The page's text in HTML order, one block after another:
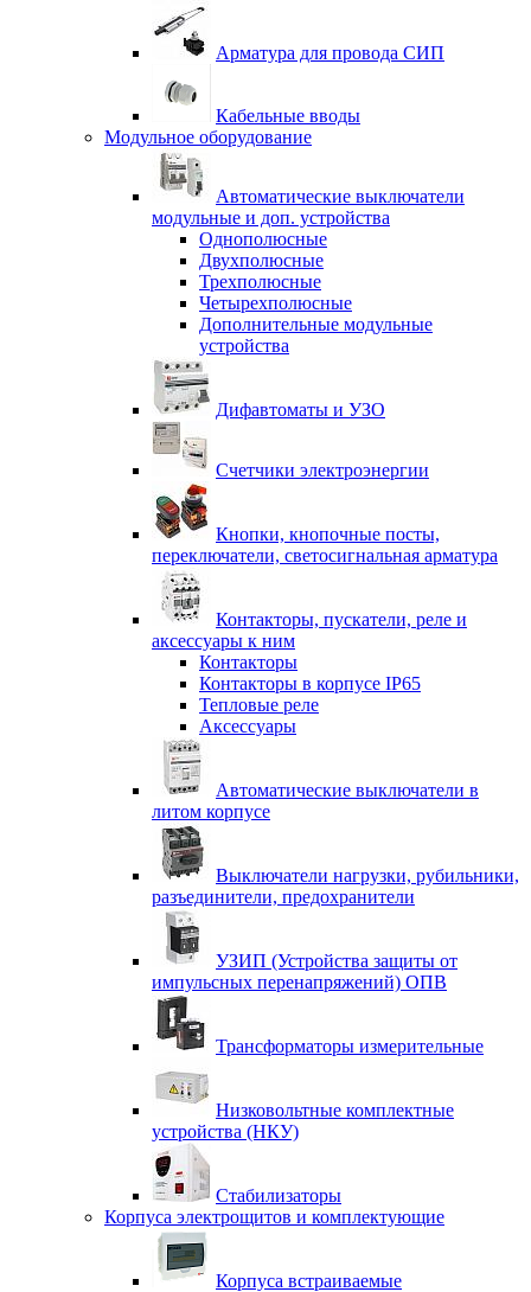
Арматура для провода СИП
Кабельные вводы
Модульное оборудование
Автоматические выключатели
модульные и доп. устройства
Однополюсные
Двухполюсные
Трехполюсные
Четырехполюсные
Дополнительные модульные
устройства
Дифавтоматы и УЗО
Счетчики электроэнергии
Кнопки, кнопочные посты,
переключатели, светосигнальная арматура
Контакторы, пускатели, реле и
аксессуары к ним
Контакторы
Контакторы в корпусе IP65
Тепловые реле
Аксессуары
Автоматические выключатели в
литом корпусе
Выключатели нагрузки, рубильники,
разъединители, предохранители
УЗИП (Устройства защиты от
импульсных перенапряжений) ОПВ
Трансформаторы измерительные
Низковольтные комплектные
устройства (НКУ)
Стабилизаторы
Корпуса электрощитов и комплектующие
Корпуса встраиваемые